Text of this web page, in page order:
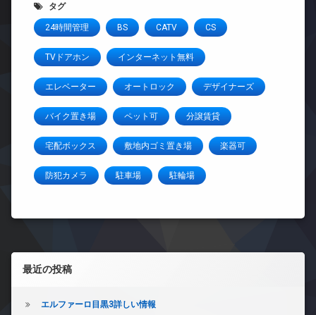
タグ
24時間管理 BS CATV CS
TVドアホン インターネット無料
エレベーター オートロック デザイナーズ
バイク置き場 ペット可 分譲賃貸
宅配ボックス 敷地内ゴミ置き場 楽器可
防犯カメラ 駐車場 駐輪場
左サイドバー
最近の投稿
エルファーロ目黒3詳しい情報